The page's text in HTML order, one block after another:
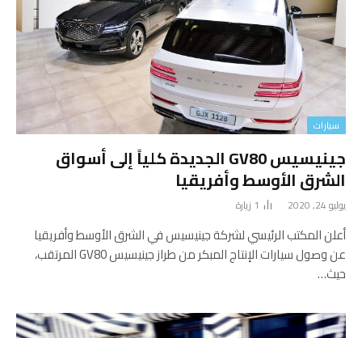
سيارات
جينيسيس GV80 الجديدة كلياً إلى أسواق
الشرق الأوسط وأفريقيا
يوليو 24, 2020 1 زيارة
أعلن المكتب الرئيسي لشركة جينيسيس في الشرق الأوسط وأفريقيا
عن وصول سيارات الإنتاج المبكر من طراز جينيسيس GV80 المرتقب،
حيث…